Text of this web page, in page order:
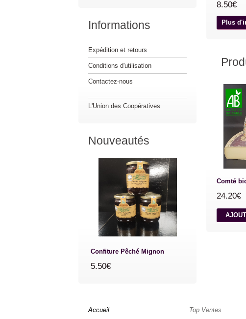
8.50€
Plus
Comté
24.20€
Informations
Expédition et retours
Conditions d'utilisation
Contactez-nous
L'Union des Coopératives
Nouveautés
Confiture Pêché Mignon
5.50€
Accueil
Top Ventes